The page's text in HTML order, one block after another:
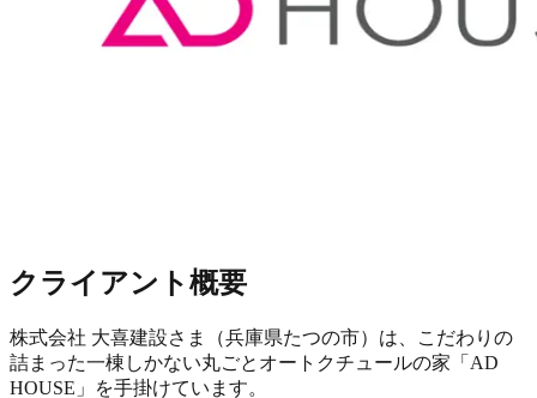
クライアント概要
株式会社 大喜建設さま（兵庫県たつの市）は、こだわりの
詰まった一棟しかない丸ごとオートクチュールの家「AD
HOUSE」を手掛けています。